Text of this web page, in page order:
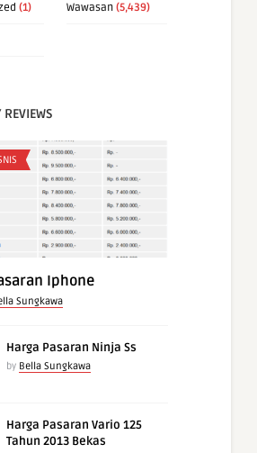
(1) Wawasan (5,439)
REVIEWS
Iphone
Sungkawa
Harga Pasaran Ninja Ss
by Bella Sungkawa
Harga Pasaran Vario 125
Tahun 2013 Bekas